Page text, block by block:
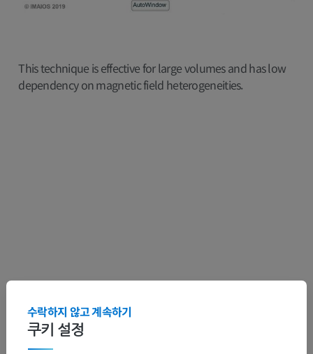
This technique is effective for large volumes and has low
dependency on magnetic field heterogeneities.
technique is only employed for sequences with DP or T2
weighting.
쿠키 설정
수락하지 않고 계속하기